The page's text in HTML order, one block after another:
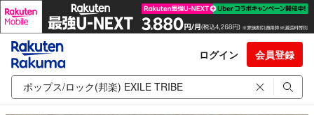
ログイン 会員登録